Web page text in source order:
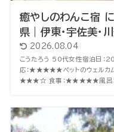
癒やしのわんこ宿 に
県｜伊東・宇佐美・川
2026.08.04
こうたろう 50代女性宿泊日：
応：★★★★★ペットのウェルカ
★★★☆ 食事：★★★★★風呂